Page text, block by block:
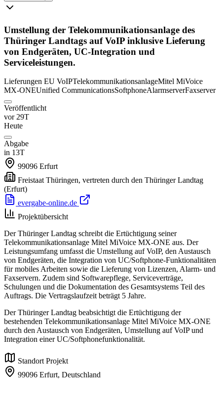
Umstellung der Telekommunikationsanlage des
Thüringer Landtags auf VoIP inklusive Lieferung
von Endgeräten, UC-Integration und
Serviceleistungen.
Lieferungen EU VoIPTelekommunikationsanlageMitel MiVoice
MX-ONEUnified CommunicationsSoftphoneAlarmserverFaxserver
Veröffentlicht
vor 29T
Heute
Abgabe
in 13T
99096 Erfurt
Freistaat Thüringen, vertreten durch den Thüringer Landtag
(Erfurt)
evergabe-online.de
Projektübersicht
Der Thüringer Landtag schreibt die Ertüchtigung seiner
Telekommunikationsanlage Mitel MiVoice MX-ONE aus. Der
Leistungsumfang umfasst die Umstellung auf VoIP, den Austausch
von Endgeräten, die Integration von UC/Softphone-Funktionalitäten
für mobiles Arbeiten sowie die Lieferung von Lizenzen, Alarm- und
Faxservern. Zudem sind Softwarepflege, Serviceverträge,
Schulungen und die Dokumentation des Gesamtsystems Teil des
Auftrags. Die Vertragslaufzeit beträgt 5 Jahre.
Der Thüringer Landtag beabsichtigt die Ertüchtigung der
bestehenden Telekommunikationsanlage Mitel MiVoice MX-ONE
durch den Austausch von Endgeräten, Umstellung auf VoIP und
Integration einer UC/Softphonefunktionalität.
Standort Projekt
99096 Erfurt, Deutschland